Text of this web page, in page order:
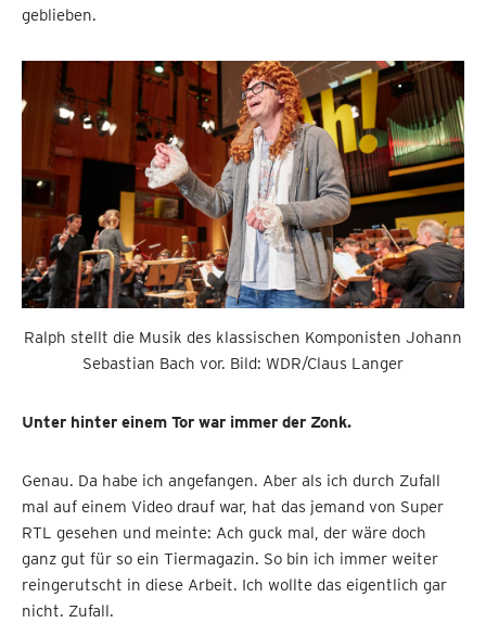
geblieben.
Ralph stellt die Musik des klassischen Komponisten Johann
Sebastian Bach vor. Bild: WDR/Claus Langer
Unter hinter einem Tor war immer der Zonk.
Genau. Da habe ich angefangen. Aber als ich durch Zufall
mal auf einem Video drauf war, hat das jemand von Super
RTL gesehen und meinte: Ach guck mal, der wäre doch
ganz gut für so ein Tiermagazin. So bin ich immer weiter
reingerutscht in diese Arbeit. Ich wollte das eigentlich gar
nicht. Zufall.